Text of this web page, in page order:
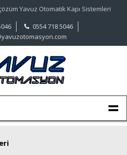
Yavuz Otomatik Kapı Sistemleri
0554 718 5046